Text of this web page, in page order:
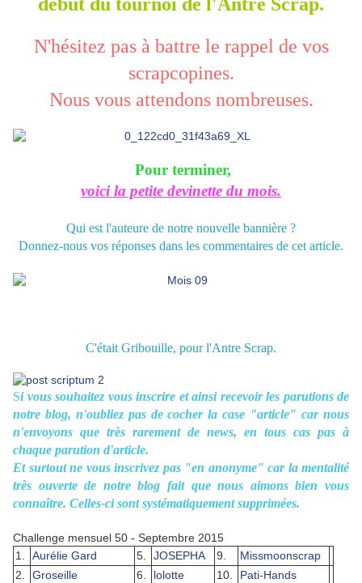
N'hésitez pas à battre le rappel de vos
scrapcopines.
Nous vous attendons nombreuses.
Pour terminer,
voici la petite devinette du mois.
Qui est l'auteure de notre nouvelle bannière ?
Donnez-nous vos réponses dans les commentaires de cet article.
C'était Gribouille, pour l'Antre Scrap.
Si vous souhaitez vous inscrire et ainsi recevoir les parutions de
notre blog, n'oubliez pas de cocher la case "article" car nous
n'envoyons que très rarement de news, en tous cas pas à
chaque parution d'article.
Et surtout ne vous inscrivez pas "en anonyme" car la mentalité
très ouverte de notre blog fait que nous aimons bien vous
connaître. Celles-ci sont systématiquement supprimées.
Challenge mensuel 50 - Septembre 2015
1.
Aurélie Gard 5. JOSEPHA 9.
Missmoonscrap
2.
Groseille 6. lolotte 10.
Pati-Hands